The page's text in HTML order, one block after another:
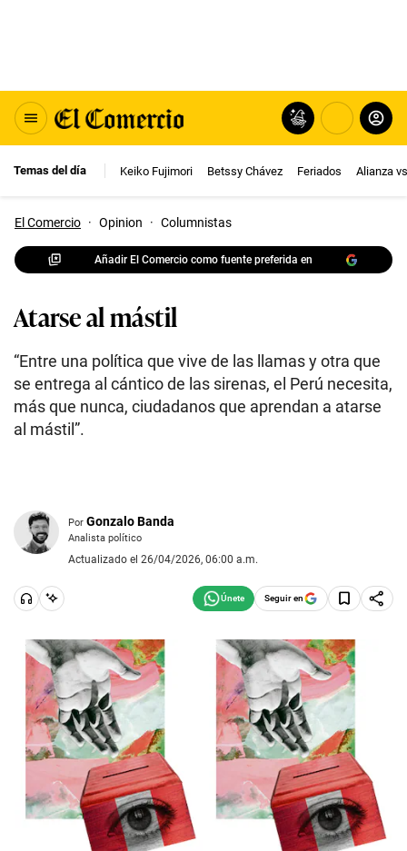
Temas del día Keiko Fujimori Betssy Chávez Feriados Alianza
El Comercio · Opinion · Columnistas
Añadir El Comercio como fuente preferida en
Atarse al mástil
“Entre una política que vive de las llamas y otra que
se entrega al cántico de las sirenas, el Perú necesita,
más que nunca, ciudadanos que aprendan a atarse
al mástil”.
Por Gonzalo Banda
Analista político
Actualizado el 26/04/2026, 06:00 a.m.
Seguir en